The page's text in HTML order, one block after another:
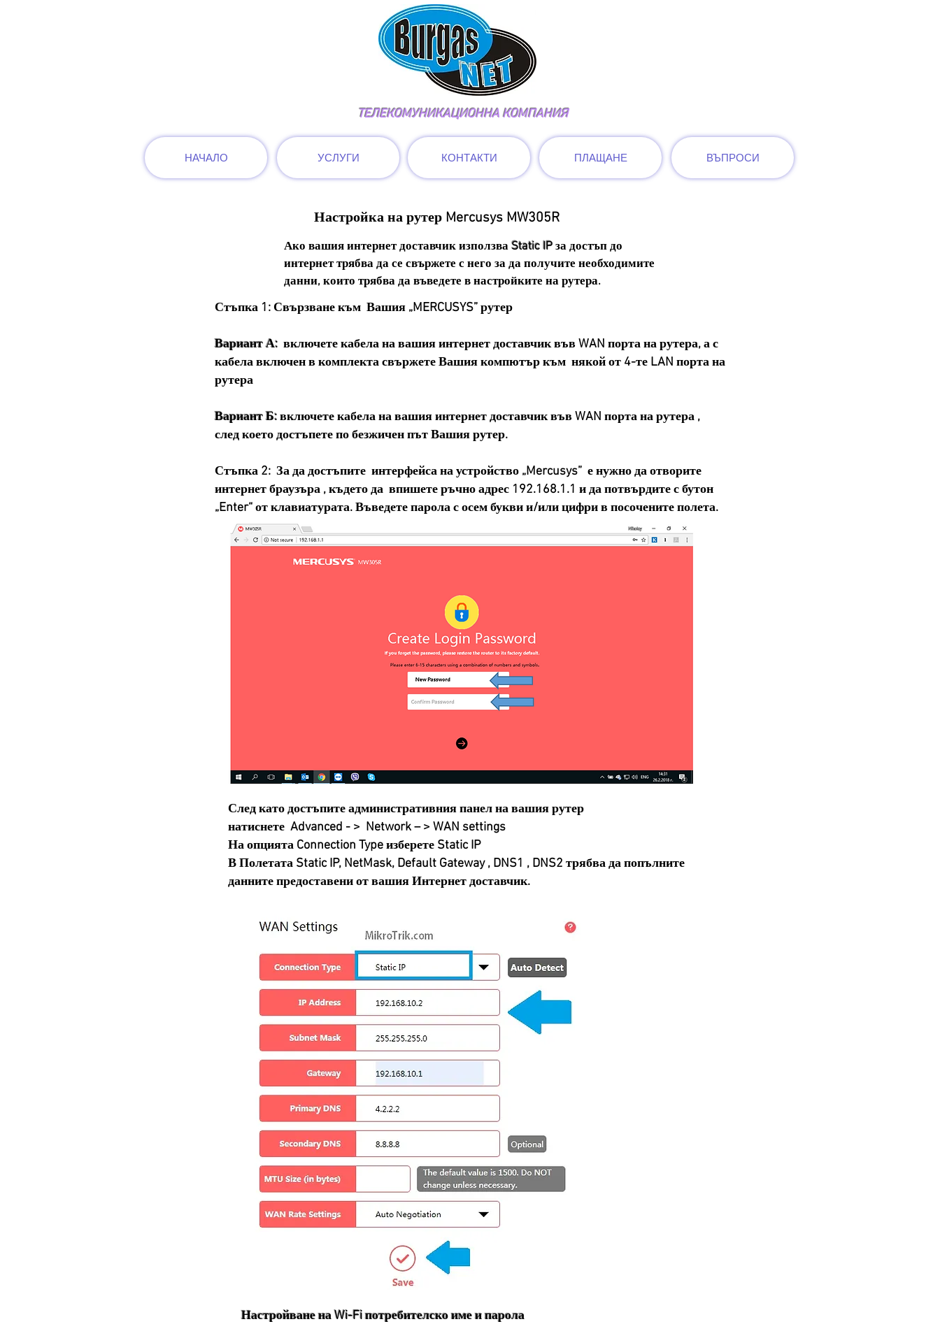
ТЕЛЕКОМУНИКАЦИОННА КОМПАНИЯ
НАЧАЛО УСЛУГИ КОНТАКТИ ПЛАЩАНЕ ВЪПРОСИ
Настройка на рутер Mercusys MW305R
Ако вашия интернет доставчик използва Static IP за достъп до
интернет трябва да се свържете с него за да получите необходимите
данни, които трябва да въведете в настройките на рутера.
Стъпка 1: Свързване към Вашия „MERCUSYS” рутер
Вариант А: включете кабела на вашия интернет доставчик във WAN порта на рутера, а с
кабела включен в комплекта свържете Вашия компютър към някой от 4-те LAN порта на
рутера
Вариант Б:включете кабела на вашия интернет доставчик във WAN порта на рутера ,
след което достъпете по безжичен път Вашия рутер.
Стъпка 2: За да достъпите интерфейса на устройство „Mercusys” е нужно да отворите
интернет браузъра , където да впишете ръчно адрес 192.168.1.1 и да потвърдите с бутон
„Enter“ от клавиатурата. Въведете парола с осем букви и/или цифри в посочените полета.
След като достъпите административния панел на вашия рутер
натиснете Advanced - > Network – > WAN settings
На опцията Connection Type изберете Static IP
В Полетата Static IP, NetMask, Default Gateway , DNS1 , DNS2 трябва да попълните
данните предоставени от вашия Интернет доставчик.
Настройване на Wi-Fi потребителско име и парола